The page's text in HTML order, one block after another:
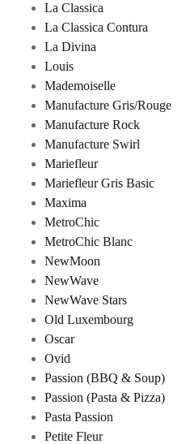
La Classica
La Classica Contura
La Divina
Louis
Mademoiselle
Manufacture Gris/Rouge
Manufacture Rock
Manufacture Swirl
Mariefleur
Mariefleur Gris Basic
Maxima
MetroChic
MetroChic Blanc
NewMoon
NewWave
NewWave Stars
Old Luxembourg
Oscar
Ovid
Passion (BBQ & Soup)
Passion (Pasta & Pizza)
Pasta Passion
Petite Fleur